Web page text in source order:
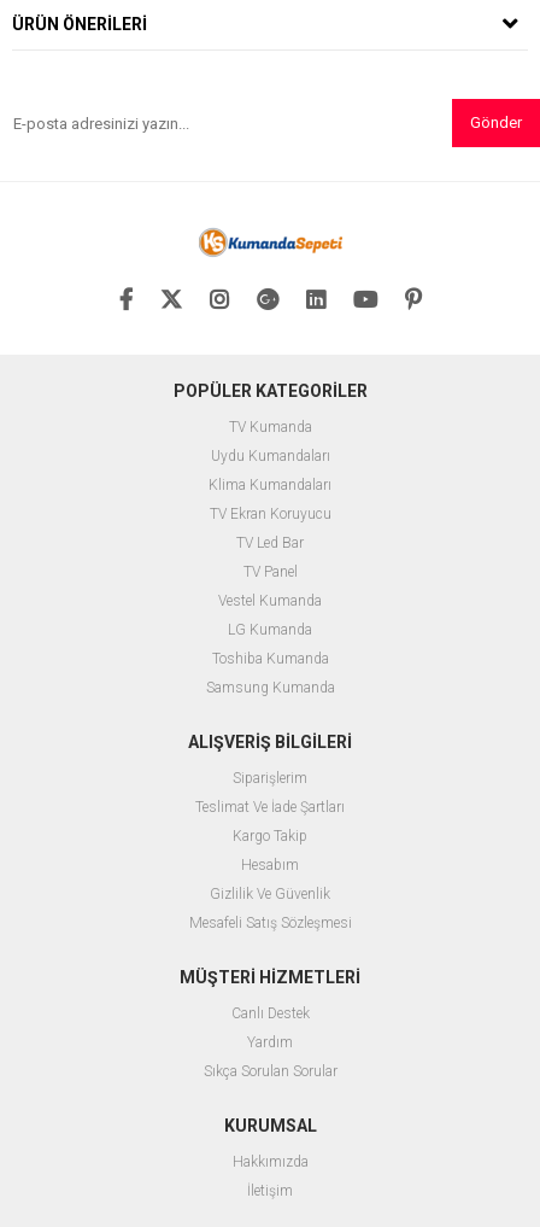
ÜRÜN ÖNERILERI
Gönder
POPÜLER KATEGORİLER
TV Kumanda
Uydu Kumandaları
Klima Kumandaları
TV Ekran Koruyucu
TV Led Bar
TV Panel
Vestel Kumanda
LG Kumanda
Toshiba Kumanda
Samsung Kumanda
ALIŞVERİŞ BİLGİLERİ
Siparişlerim
Teslimat Ve İade Şartları
Kargo Takip
Hesabım
Gizlilik Ve Güvenlik
Mesafeli Satış Sözleşmesi
MÜŞTERİ HİZMETLERİ
Canlı Destek
Yardım
Sıkça Sorulan Sorular
KURUMSAL
Hakkımızda
İletişim